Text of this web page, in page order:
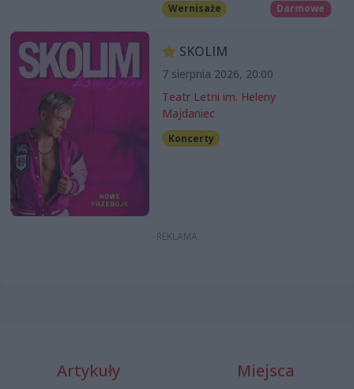
Wernisaże Darmowe
SKOLIM
7 sierpnia 2026, 20:00
Teatr Letni im. Heleny
Majdaniec
Koncerty
Artykuły Miejsca